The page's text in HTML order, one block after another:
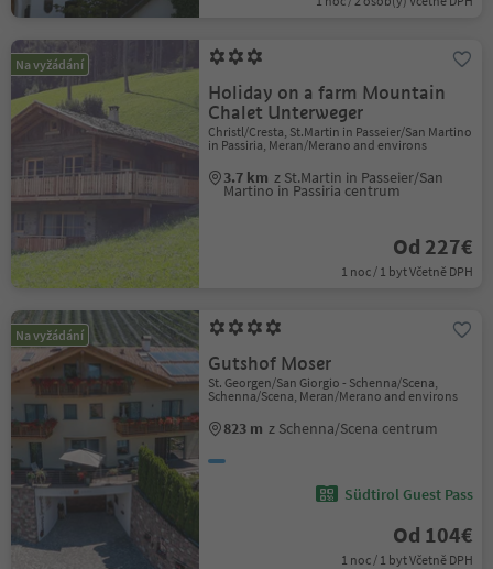
Na vyžádání
Holiday on a farm Mountain
Chalet Unterweger
Christl/Cresta, St.Martin in Passeier/San Martino
in Passiria, Meran/Merano and environs
3.7 km z St.Martin in Passeier/San
Martino in Passiria centrum
Od 227€
1 noc / 1 byt Včetně DPH
Na vyžádání
Gutshof Moser
St. Georgen/San Giorgio - Schenna/Scena,
Schenna/Scena, Meran/Merano and environs
823 m z Schenna/Scena centrum
Südtirol Guest Pass
Od 104€
1 noc / 1 byt Včetně DPH